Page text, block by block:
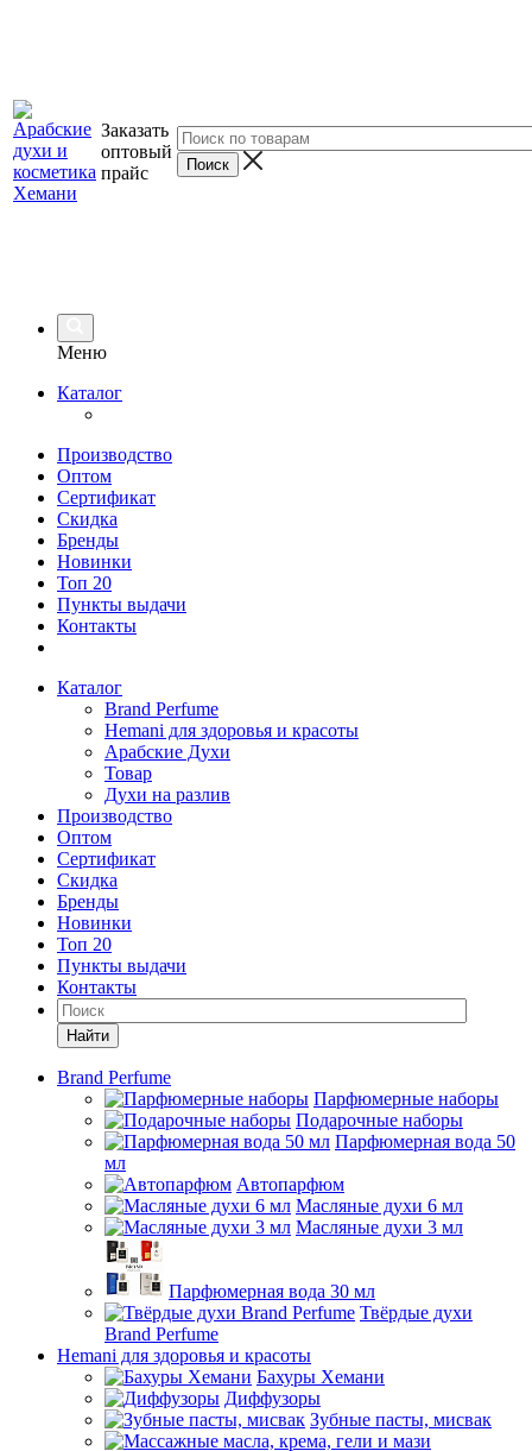
Заказать
оптовый
прайс
Меню
Каталог
Производство
Оптом
Сертификат
Скидка
Бренды
Новинки
Топ 20
Пункты выдачи
Контакты
Каталог
Brand Perfume
Hemani для здоровья и красоты
Арабские Духи
Товар
Духи на разлив
Производство
Оптом
Сертификат
Скидка
Бренды
Новинки
Топ 20
Пункты выдачи
Контакты
Найти
Brand Perfume
Парфюмерные наборы
Подарочные наборы
Парфюмерная вода 50
мл
Автопарфюм
Масляные духи 6 мл
Масляные духи 3 мл
Парфюмерная вода 30 мл
Твёрдые духи
Brand Perfume
Hemani для здоровья и красоты
Бахуры Хемани
Диффузоры
Зубные пасты, мисвак